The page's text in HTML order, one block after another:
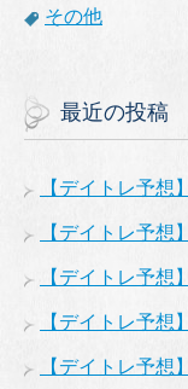
その他
最近の投稿
【デイトレ予想
【デイトレ予想
【デイトレ予想
【デイトレ予想
【デイトレ予想